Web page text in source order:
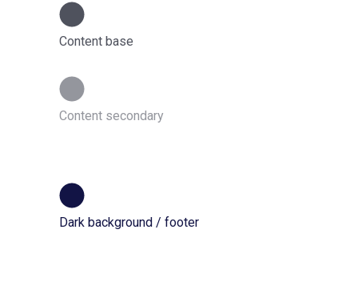
Content base
Content secondary
Dark background / footer